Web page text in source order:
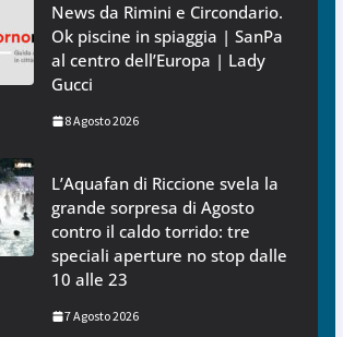
News da Rimini e Circondario.
Ok piscine in spiaggia | SanPa
al centro dell’Europa | Lady
Gucci
8 Agosto 2026
L’Aquafan di Riccione svela la
grande sorpresa di Agosto
contro il caldo torrido: tre
speciali aperture no stop dalle
10 alle 23
7 Agosto 2026